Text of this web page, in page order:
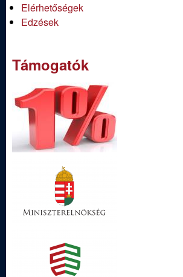
Elérhetőségek
Edzések
Támogatók